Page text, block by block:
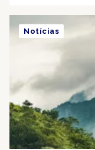
Notícias